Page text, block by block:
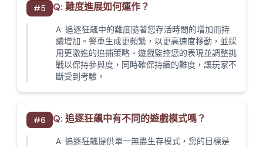
#5 Q: 難度進展如何運作？
A: 追逐狂飆中的難度隨著您存活時間的增加而持
續增加。警車生成更頻繁，以更高速度移動，並採
用更激進的追捕策略。遊戲監控您的表現並調整挑
戰以保持參與度，同時確保持續的難度，讓玩家不
斷受到考驗。
#6 Q: 追逐狂飆中有不同的遊戲模式嗎？
A: 追逐狂飆提供單一無盡生存模式，您的目標是